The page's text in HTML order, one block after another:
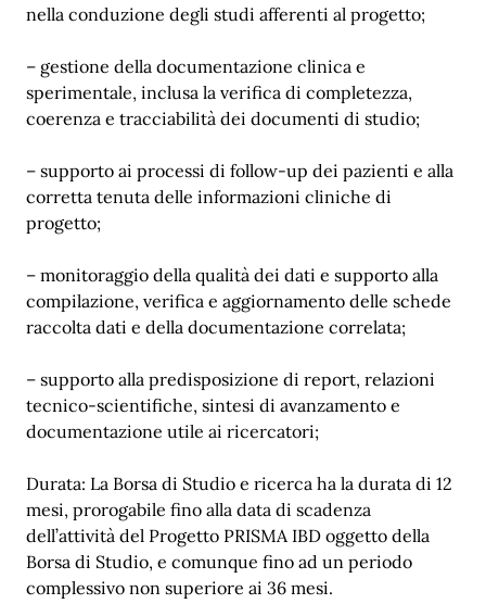
nella conduzione degli studi afferenti al progetto;
– gestione della documentazione clinica e
sperimentale, inclusa la verifica di completezza,
coerenza e tracciabilità dei documenti di studio;
– supporto ai processi di follow-up dei pazienti e alla
corretta tenuta delle informazioni cliniche di
progetto;
– monitoraggio della qualità dei dati e supporto alla
compilazione, verifica e aggiornamento delle schede
raccolta dati e della documentazione correlata;
– supporto alla predisposizione di report, relazioni
tecnico-scientifiche, sintesi di avanzamento e
documentazione utile ai ricercatori;
Durata: La Borsa di Studio e ricerca ha la durata di 12
mesi, prorogabile fino alla data di scadenza
dell’attività del Progetto PRISMA IBD oggetto della
Borsa di Studio, e comunque fino ad un periodo
complessivo non superiore ai 36 mesi.